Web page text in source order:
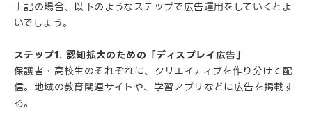
上記の場合、以下のようなステップで広告運用をしていくとよ
いでしょう。
ステップ1. 認知拡大のための「ディスプレイ広告」
保護者・高校生のそれぞれに、クリエイティブを作り分けて配
信。地域の教育関連サイトや、学習アプリなどに広告を掲載す
る。